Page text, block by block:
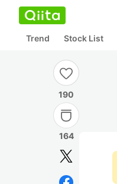
Trend Stock List
190
164